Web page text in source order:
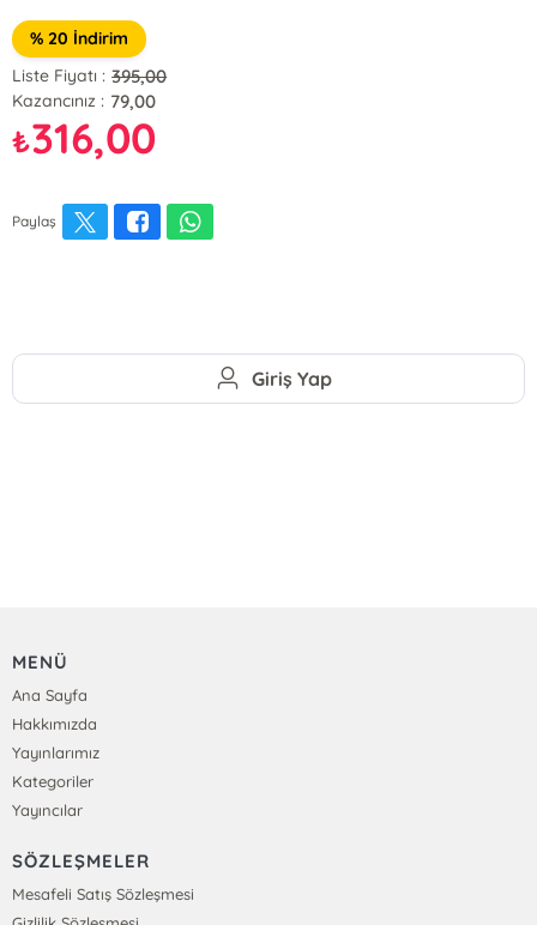
% 20 İndirim
Liste Fiyatı : 395,00
Kazancınız : 79,00
₺316,00
Paylaş
Giriş Yap
MENÜ
Ana Sayfa
Hakkımızda
Yayınlarımız
Kategoriler
Yayıncılar
SÖZLEŞMELER
Mesafeli Satış Sözleşmesi